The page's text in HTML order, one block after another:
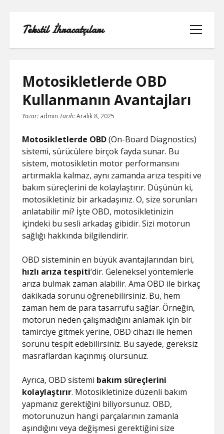
Tekstil İhracatçıları
menüyü
aç
1000 LINKEDIN TAKIPÇI HILESI
IPHONE
LINKEDIN BEĞENI KASMA PARASIZ
LISTE
SAYFA LISTESI
Motosikletlerde OBD
Kullanmanın Avantajları
Yazar: admin Tarih:Aralık 8, 2025
Motosikletlerde OBD(On-Board Diagnostics)
sistemi, sürücülere birçok fayda sunar. Bu
sistem, motosikletin motor performansını
artırmakla kalmaz, aynı zamanda arıza tespiti ve
bakım süreçlerini de kolaylaştırır. Düşünün ki,
motosikletiniz bir arkadaşınız. O, size sorunları
anlatabilir mi? İşte OBD, motosikletinizin
içindeki bu sesli arkadaş gibidir. Sizi motorun
sağlığı hakkında bilgilendirir.
OBD sisteminin en büyük avantajlarından biri,
hızlı arıza tespiti‘dir. Geleneksel yöntemlerle
arıza bulmak zaman alabilir. Ama OBD ile birkaç
dakikada sorunu öğrenebilirsiniz. Bu, hem
zaman hem de para tasarrufu sağlar. Örneğin,
motorun neden çalışmadığını anlamak için bir
tamirciye gitmek yerine, OBD cihazı ile hemen
sorunu tespit edebilirsiniz. Bu sayede, gereksiz
masraflardan kaçınmış olursunuz.
Ayrıca, OBD sistemi bakım süreçlerini
kolaylaştırır. Motosikletinize düzenli bakım
yapmanız gerektiğini biliyorsunuz. OBD,
motorunuzun hangi parçalarının zamanla
aşındığını veya değişmesi gerektiğini size